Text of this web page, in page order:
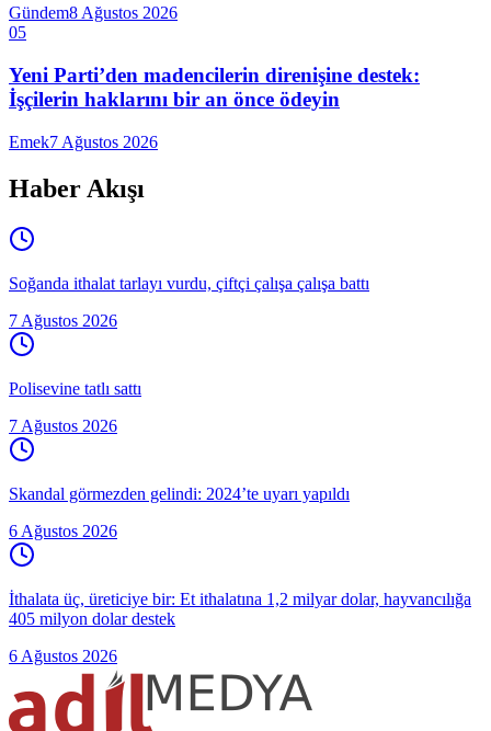
Gündem8 Ağustos 2026
05
Yeni Parti’den madencilerin direnişine destek:
İşçilerin haklarını bir an önce ödeyin
Emek7 Ağustos 2026
Haber Akışı
Soğanda ithalat tarlayı vurdu, çiftçi çalışa çalışa battı
7 Ağustos 2026
Polisevine tatlı sattı
7 Ağustos 2026
Skandal görmezden gelindi: 2024’te uyarı yapıldı
6 Ağustos 2026
İthalata üç, üreticiye bir: Et ithalatına 1,2 milyar dolar, hayvancılığa
405 milyon dolar destek
6 Ağustos 2026